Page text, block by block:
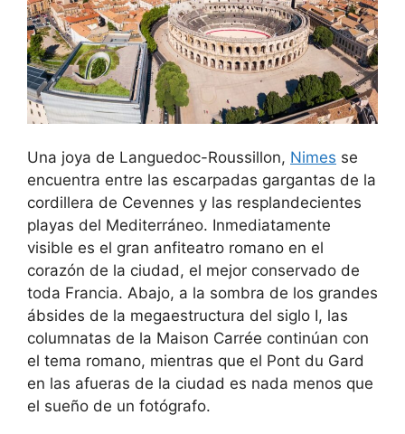
Una joya de Languedoc-Roussillon, Nimes se
encuentra entre las escarpadas gargantas de la
cordillera de Cevennes y las resplandecientes
playas del Mediterráneo. Inmediatamente
visible es el gran anfiteatro romano en el
corazón de la ciudad, el mejor conservado de
toda Francia. Abajo, a la sombra de los grandes
ábsides de la megaestructura del siglo I, las
columnatas de la Maison Carrée continúan con
el tema romano, mientras que el Pont du Gard
en las afueras de la ciudad es nada menos que
el sueño de un fotógrafo.